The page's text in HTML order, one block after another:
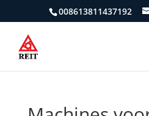
008613811437192